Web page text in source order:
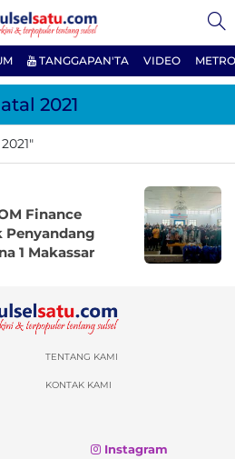
TANGGAPAN'TA VIDEO
2021
Finance
Penyandang
1 Makassar
TENTANG KAMI
KONTAK KAMI
Instagram